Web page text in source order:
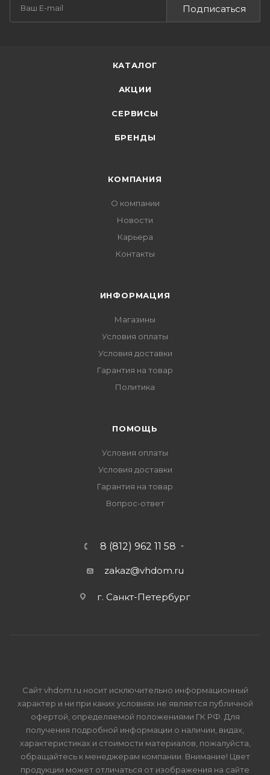
Подписаться
КАТАЛОГ
АКЦИИ
СЕРВИСЫ
БРЕНДЫ
КОМПАНИЯ
О компании
Новости
Карьера
Контакты
ИНФОРМАЦИЯ
Магазины
Условия оплаты
Условия доставки
Гарантия на товар
Политика
ПОМОЩЬ
Условия оплаты
Условия доставки
Гарантия на товар
Вопрос-ответ
8 (812) 962 11 58
zakaz@vhdom.ru
г. Санкт-Петербург
Сайт vhdom.ru носит исключительно информационный
характер и ни при каких условиях не является публичной
офертой, определяемой положениями ГК РФ. Для
получения подробной информации о наличии, видах,
характеристиках и стоимости материалов, пожалуйста,
обращайтесь к менеджерам компании. Внимание! Цвет
продукции может отличаться от изображения на сайте